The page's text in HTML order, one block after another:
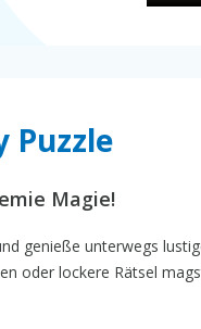
Puzzle
Magie!
genieße unterwegs
oder lockere Rätsel